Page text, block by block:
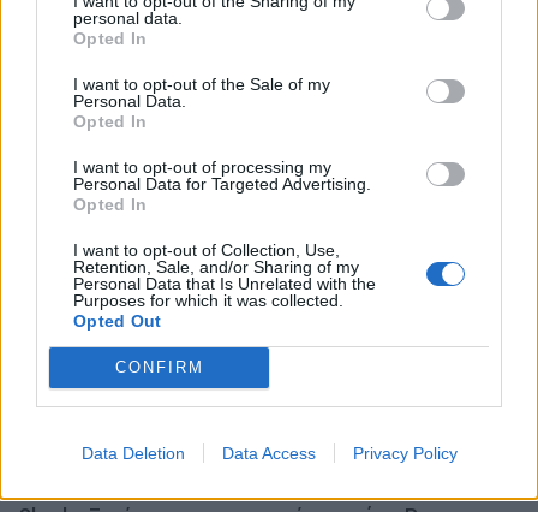
personal data.
Opted In
I want to opt-out of the Sale of my
Personal Data.
Opted In
I want to opt-out of processing my
Personal Data for Targeted Advertising.
Opted In
I want to opt-out of Collection, Use,
Retention, Sale, and/or Sharing of my
Personal Data that Is Unrelated with the
Purposes for which it was collected.
Opted Out
CONFIRM
Data Deletion Data Access Privacy Policy
Motor Oil: Δωρεά πυροσβεστικών οχημάτων και
εξοπλισμού στον δήμο Αγίου Βασιλείου